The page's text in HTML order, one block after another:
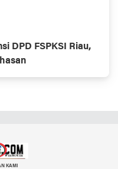
DPD FSPKSI Riau,
KAMI